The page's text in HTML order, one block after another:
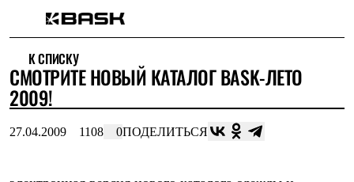
Интернет-магазин
Мужская одежда
Утепленная пухом
Куртки
Жилеты
К СПИСКУ
СМОТРИТЕ НОВЫЙ КАТАЛОГ BASK-ЛЕТО
2009!
27.04.2009 1108 0ПОДЕЛИТЬСЯ